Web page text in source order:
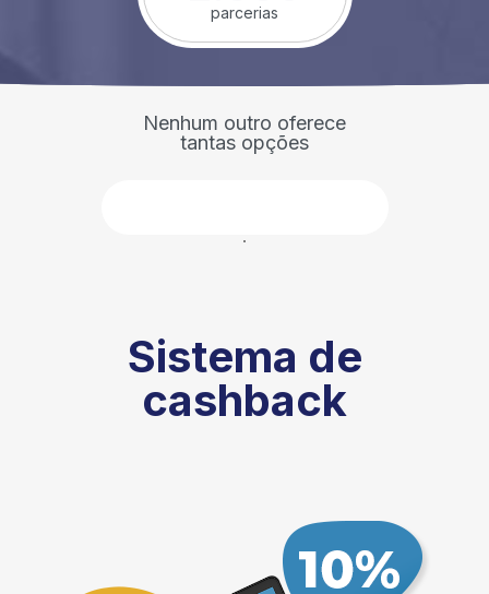
parcerias
Nenhum outro oferece
tantas opções
Sistema de
cashback